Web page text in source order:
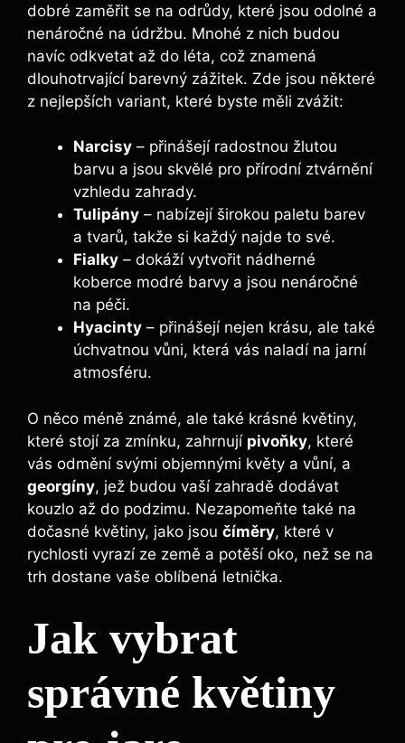
dobré zaměřit se na odrůdy, které jsou odolné a
nenáročné na údržbu. Mnohé z nich budou
navíc odkvetat až do léta, což znamená
dlouhotrvající barevný zážitek. Zde jsou některé
z nejlepších variant, které byste měli zvážit:
Narcisy – přinášejí radostnou žlutou
barvu a jsou skvělé pro přírodní ztvárnění
vzhledu zahrady.
Tulipány – nabízejí širokou paletu barev
a tvarů, takže si každý najde to své.
Fialky – dokáží vytvořit nádherné
koberce modré barvy a jsou nenáročné
na péči.
Hyacinty – přinášejí nejen krásu, ale také
úchvatnou vůni, která vás naladí na jarní
atmosféru.
O něco méně známé, ale také krásné květiny,
které stojí za zmínku, zahrnují pivoňky, které
vás odmění svými objemnými květy a vůní, a
georgíny, jež budou vaší zahradě dodávat
kouzlo až do podzimu. Nezapomeňte také na
dočasné květiny, jako jsou číměry, které v
rychlosti vyrazí ze země a potěší oko, než se na
trh dostane vaše oblíbená letnička.
Jak vybrat
správné květiny